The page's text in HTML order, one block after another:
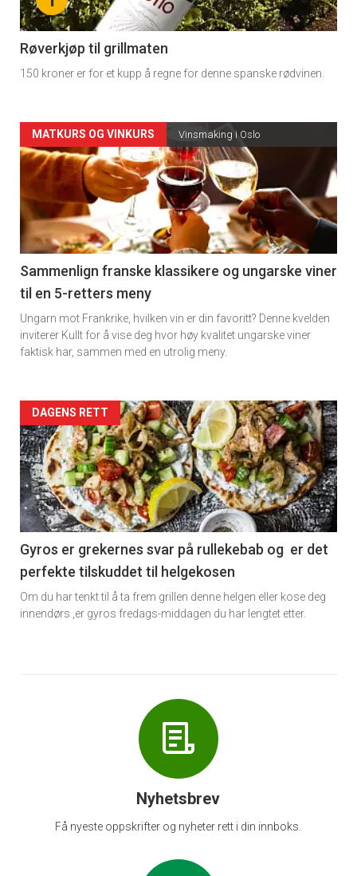
-
4
Røverkjøp til grillmaten
150 kroner er for et kupp å regne for denne spanske rødvinen.
Forsiden
akkurat
nå
-
5
MATKURS OG VINKURS Vinsmaking i Oslo
Sammenlign franske klassikere og ungarske viner
til en 5-retters meny
Ungarn mot Frankrike, hvilken vin er din favoritt? Denne kvelden
inviterer Kullt for å vise deg hvor høy kvalitet ungarske viner
faktisk har, sammen med en utrolig meny.
Forsiden
akkurat
nå
-
6
DAGENS RETT
Gyros er grekernes svar på rullekebab og er det
perfekte tilskuddet til helgekosen
Om du har tenkt til å ta frem grillen denne helgen eller kose deg
innendørs ,er gyros fredags-middagen du har lengtet etter.
Nyhetsbrev
Få nyeste oppskrifter og nyheter rett i din innboks.